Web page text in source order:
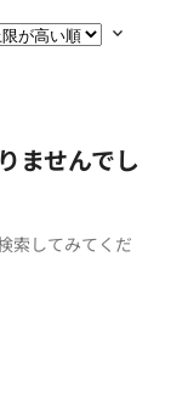
ませんでし
索してみてくだ